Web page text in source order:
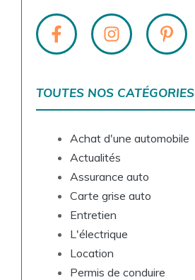
TOUTES NOS CATÉGORIES
Achat d'une automobile
Actualités
Assurance auto
Carte grise auto
Entretien
L'électrique
Location
Permis de conduire